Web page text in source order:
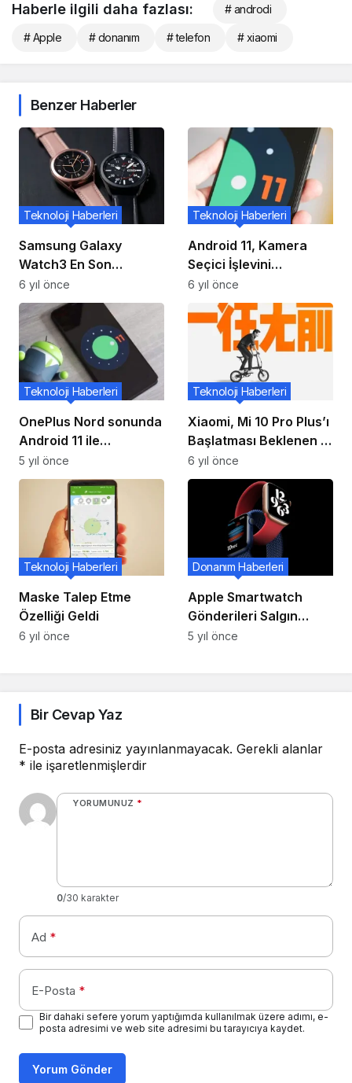
Haberle ilgili daha fazlası: # androdi
# Apple # donanım # telefon # xiaomi
Benzer Haberler
Samsung Galaxy
Watch3 En Son
Güncellemede SP02
İzleme, Gelişmiş Koşu
Analizi Ve Daha
Fazlasını Alıyor!
Teknoloji Haberleri
6 yıl önce
Android 11, Kamera
Seçici İşlevini
Kaldırıyor
Teknoloji Haberleri
6 yıl önce
OnePlus Nord sonunda
Android 11 ile
OxygenOS 11’e kavuştu
Teknoloji Haberleri
5 yıl önce
Xiaomi, Mi 10 Pro Plus’ı
Başlatması Beklenen 11
Ağustos Sanal
Etkinliğini Duyurdu
Teknoloji Haberleri
6 yıl önce
Maske Talep Etme
Özelliği Geldi
Teknoloji Haberleri
6 yıl önce
Apple Smartwatch
Gönderileri Salgın
Nedeniyle 2020’de
Donanım Haberleri
5 yıl önce
Bir Cevap Yaz
E-posta adresiniz yayınlanmayacak. Gerekli alanlar
* ile işaretlenmişlerdir
YORUMUNUZ *
0/30 karakter
Ad *
E-Posta *
Bir dahaki sefere yorum yaptığımda kullanılmak üzere adımı, e-
posta adresimi ve web site adresimi bu tarayıcıya kaydet.
Yorum Gönder